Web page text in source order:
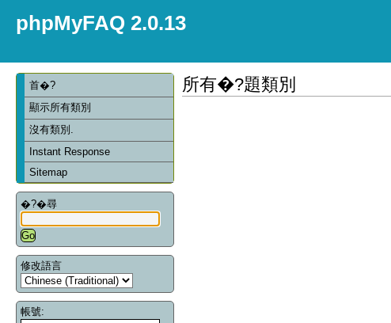
phpMyFAQ 2.0.13
首�?
顯示所有類別
沒有類別.
Instant Response
Sitemap
�?�尋
修改語言
帳號:
所有�?題類別